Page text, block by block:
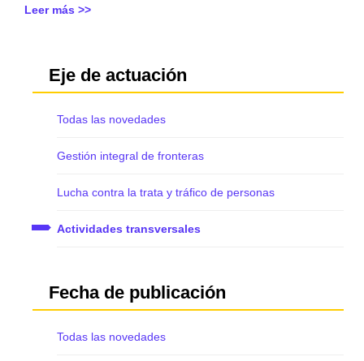
Leer más >>
Eje de actuación
Todas las novedades
Gestión integral de fronteras
Lucha contra la trata y tráfico de personas
Actividades transversales
Fecha de publicación
Todas las novedades